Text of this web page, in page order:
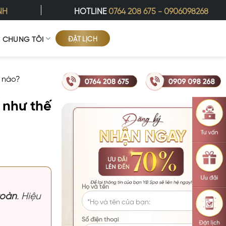
HOTLINE0764 208 675 -0906098268
CHÚNG TÔI ĐẶT LỊCH
thế
. Hiệu
Họ và tên
Số điện thoại